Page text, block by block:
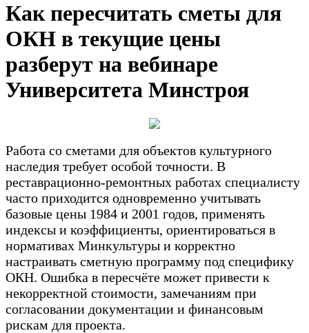
Как пересчитать сметы для
ОКН в текущие цены
разберут на вебинаре
Университета Минстроя
Работа со сметами для объектов культурного
наследия требует особой точности. В
реставрационно-ремонтных работах специалисту
часто приходится одновременно учитывать
базовые цены 1984 и 2001 годов, применять
индексы и коэффициенты, ориентироваться в
нормативах Минкультуры и корректно
настраивать сметную программу под специфику
ОКН. Ошибка в пересчёте может привести к
некорректной стоимости, замечаниям при
согласовании документации и финансовым
рискам для проекта.